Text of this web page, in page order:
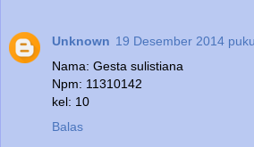
Unknown 19 Desember 2014
Nama: Gesta sulistiana
Npm: 11310142
kel: 10
Balas